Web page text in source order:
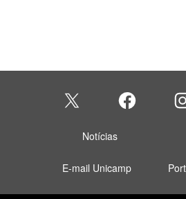
Notícias
E-mail Unicamp